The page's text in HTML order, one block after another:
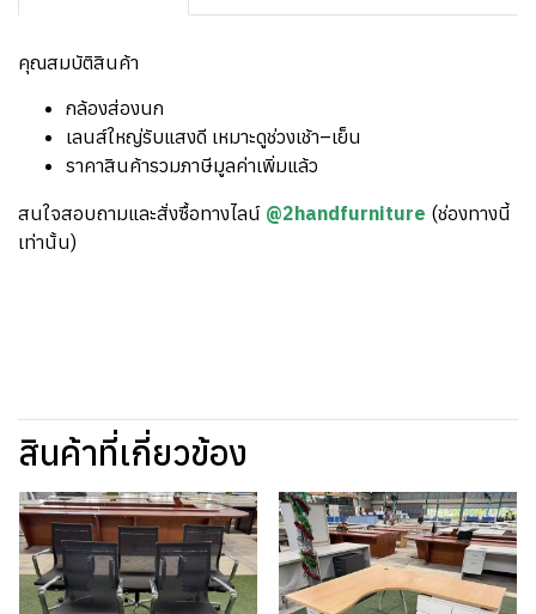
คุณสมบัติสินค้า
กล้องส่องนก
เลนส์ใหญ่รับแสงดี เหมาะดูช่วงเช้า–เย็น
ราคาสินค้ารวมภาษีมูลค่าเพิ่มแล้ว
สนใจสอบถามและสั่งซื้อทางไลน์ @2handfurniture (ช่องทางนี้
เท่านั้น)
สินค้าที่เกี่ยวข้อง